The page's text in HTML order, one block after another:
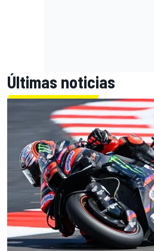
Últimas noticias